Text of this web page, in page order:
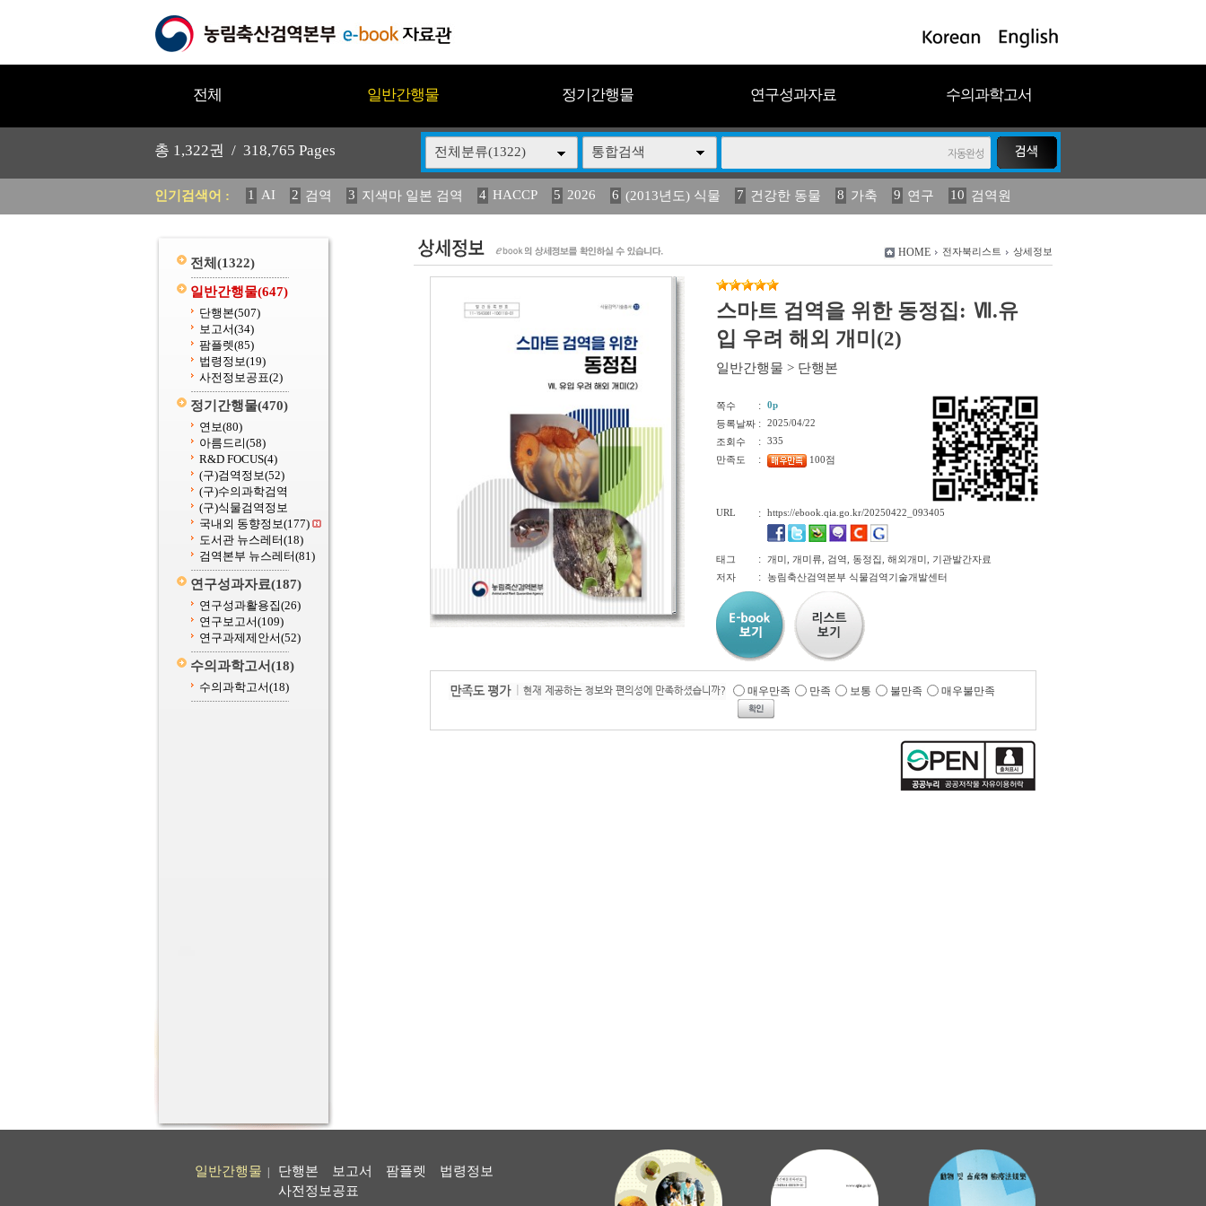
전체 일반간행물 정기간행물 연구성과자료 수의과학고서
총 1,322권 / 318,765 Pages 전체분류(1322) 통합검색
인기검색어 : 1 AI 2 검역 3 지색마 일본 검역 4 HACCP 5 2026 6 (2013년도) 식물 7 건강한 동물 8 가축 9 연구 10 검역원
11 2025 12 중독성 식물 도감 13 媛 異 14 (2013년도) 식 15 구제역 16 관리 17 연보 18 농림수산 19 2023
전체 (1322)
일반간행물(647)
단행본(507)
보고서(34)
팜플렛(85)
법령정보(19)
사전정보공표(2)
정기간행물(470)
연보(80)
아름드리(58)
R&D FOCUS(4)
(구)검역정보(52)
(구)수의과학검역
(구)식물검역정보
국내외 동향정보(177)
도서관 뉴스레터(18)
검역본부 뉴스레터(81)
연구성과자료(187)
연구성과활용집(26)
연구보고서(109)
연구과제제안서(52)
수의과학고서(18)
수의과학고서(18)
HOME 전자북리스트 상세정보
스마트 검역을 위한 동정집: Ⅶ.유
입 우려 해외 개미(2)
일반간행물 > 단행본
쪽수 :
0p
등록날짜 :
2025/04/22
조회수
:
335
만족도
: 100점
URL : https://ebook.qia.go.kr/20250422_093405
태그 :
개미, 개미류, 검역, 동정집, 해외개미, 기관발간자료
저자
: 농림축산검역본부 식물검역기술개발센터
매우만족 만족 보통 불만족 매우불만족
일반간행물 단행본 보고서 팜플렛
법령정보
사전정보공표